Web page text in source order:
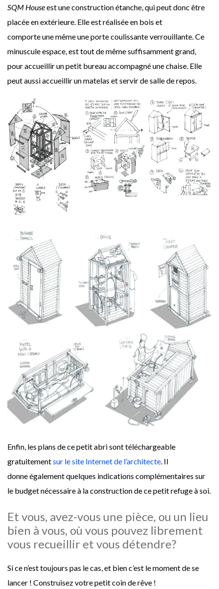
SQM Houseest une construction étanche, qui peut donc être
placée en extérieure. Elle est réalisée en bois et
comporte une même une porte coulissante verrouillante. Ce
minuscule espace, est tout de même suffisamment grand,
pour accueillir un petit bureau accompagné une chaise. Elle
peut aussi accueillir un matelas et servir de salle de repos.
Enfin, les plans de ce petit abri sont téléchargeable
gratuitementsur le site Internet de l’architecte. Il
donne également quelques indications complémentaires sur
le budget nécessaire à la construction de ce petit refuge à soi.
Et vous, avez-vous une pièce, ou un lieu
bien à vous, où vous pouvez librement
vous recueillir et vous détendre?
Si ce n’est toujours pas le cas, et bien c’est le moment de se
lancer ! Construisez votre petit coin de rêve !